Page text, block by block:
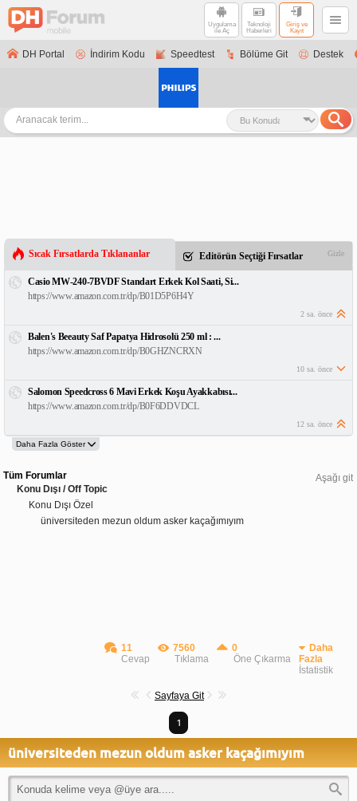
Uygulama
ile Aç
Teknoloji
Haberleri
Giriş ve
Kayıt
DH Portal İndirim Kodu Speedtest Bölüme Git Destek
Sıcak Fırsatlarda Tıklananlar Editörün Seçtiği Fırsatlar Gizle
Casio MW-240-7BVDF Standart Erkek Kol Saati, Si...
https://www.amazon.com.tr/dp/B01D5P6H4Y
2 sa. önce
Balen's Beeauty Saf Papatya Hidrosolü 250 ml : ...
https://www.amazon.com.tr/dp/B0GHZNCRXN
10 sa. önce
Salomon Speedcross 6 Mavi Erkek Koşu Ayakkabısı...
https://www.amazon.com.tr/dp/B0F6DDVDCL
12 sa. önce
Aşağı git
Tüm Forumlar
Konu Dışı / Off Topic
Konu Dışı Özel
üniversiteden mezun oldum asker kaçağımıyım
11
Cevap
7560
Tıklama
0
Öne Çıkarma
Daha
Fazla
İstatistik
Sayfaya Git
1
üniversiteden mezun oldum asker kaçağımıyım